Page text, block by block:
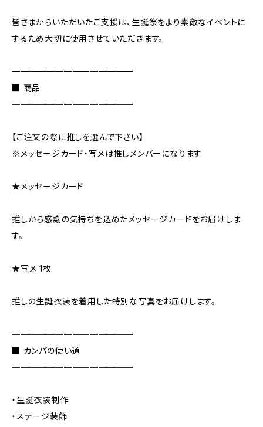
皆さまからいただいたご支援は、生誕祭をより素敵なイベントに
するため大切に使用させていただきます。
━━━━━━━━━━━━━━
■ 商品
━━━━━━━━━━━━━━
【ご注文の際に推しを選んで下さい】
※メッセージカード・写メは推しメンバーになります
★メッセージカード
推しから感謝の気持ちを込めたメッセージカードをお届けしま
す。
★写メ 1枚
推しの生誕衣装を着用した特別な写真をお届けします。
━━━━━━━━━━━━━━
■ カンパの使い道
━━━━━━━━━━━━━━
・生誕衣装制作
・ステージ装飾